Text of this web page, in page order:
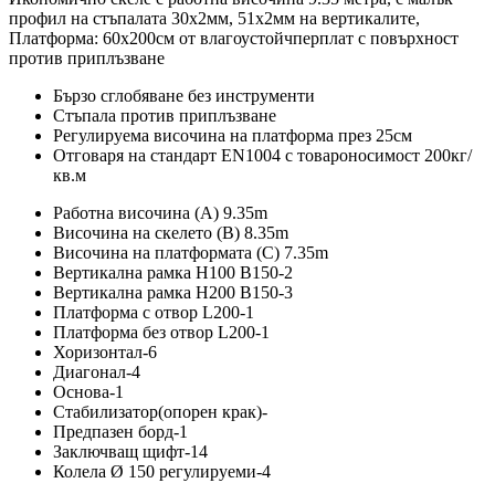
профил на стъпалата 30х2мм, 51x2мм на вертикалите,
Платформа: 60х200см от влагоустойчперплат с повърхност
против приплъзване
Бързо сглобяване без инструменти
Стъпала против приплъзване
Регулируема височина на платформа през 25см
Отговаря на стандарт EN1004 с товароносимост 200кг/
кв.м
Работна височина (А) 9.35m
Височина на скелето (B) 8.35m
Височина на платформата (C) 7.35m
Вертикална рамка H100 B150-2
Вертикална рамка H200 B150-3
Платформа с отвор L200-1
Платформа без отвор L200-1
Хоризонтал-6
Диагонал-4
Основа-1
Стабилизатор(опорен крак)-
Предпазен борд-1
Заключващ щифт-14
Колела Ø 150 регулируеми-4